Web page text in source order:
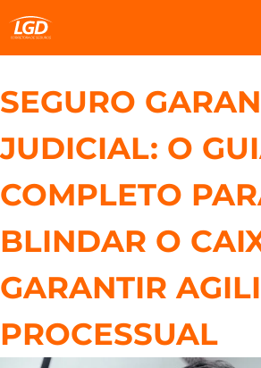
SEGURO
JUDICIAL: O
COMPLETO
BLINDAR O
GARANTIR
PROCESSUAL